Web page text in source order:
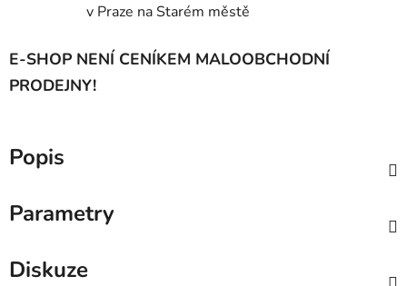
v Praze na Starém městě
E-SHOP NENÍ CENÍKEM MALOOBCHODNÍ
PRODEJNY!
Popis
Parametry
Diskuze